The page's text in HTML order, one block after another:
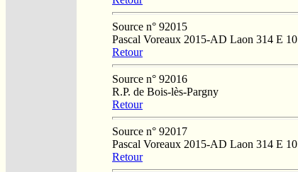
Source n° 92015
Pascal Voreaux 2015-AD Laon 314 E 10
Retour
Source n° 92016
R.P. de Bois-lès-Pargny
Retour
Source n° 92017
Pascal Voreaux 2015-AD Laon 314 E 10
Retour